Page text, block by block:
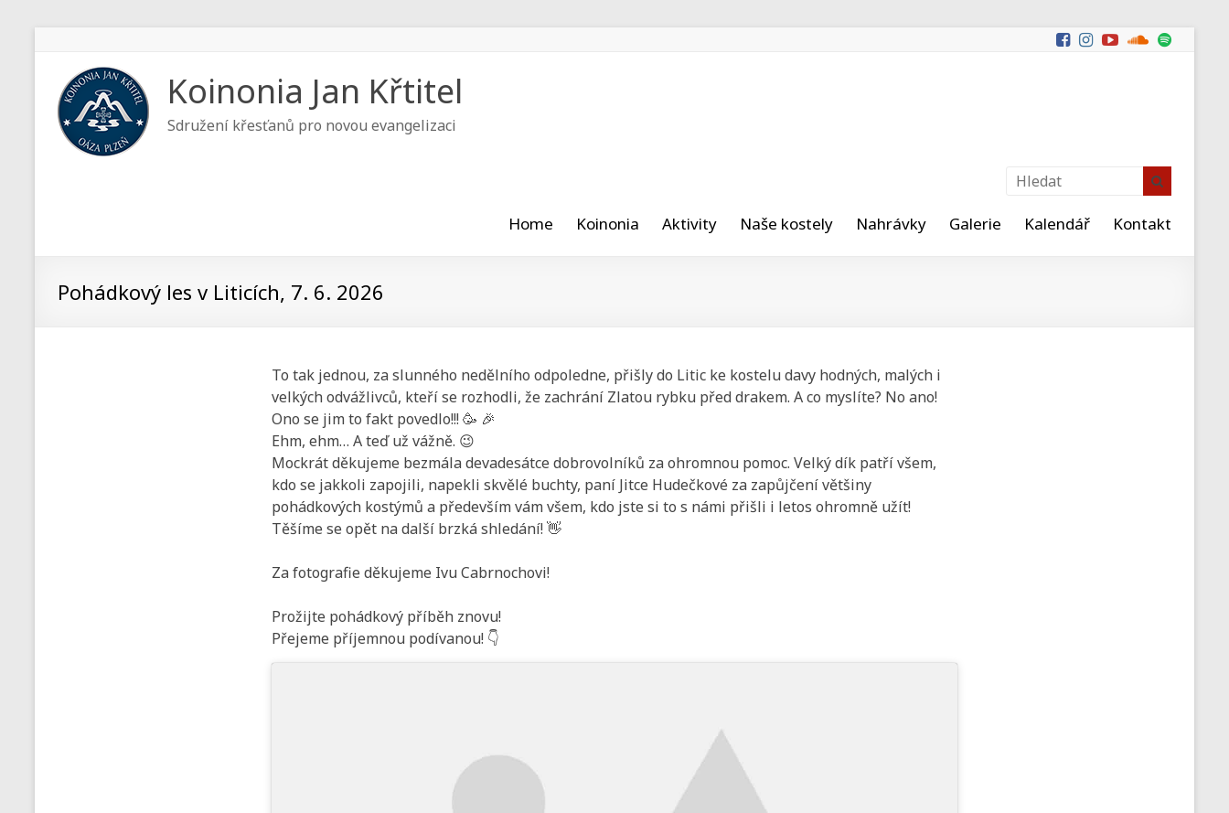
Koinonia Jan Křtitel
Sdružení křesťanů pro novou evangelizaci
Home Koinonia Aktivity Naše kostely Nahrávky Galerie Kalendář Kontakt
Pohádkový les v Liticích, 7. 6. 2026
To tak jednou, za slunného nedělního odpoledne, přišly do Litic ke kostelu davy hodných, malých i
velkých odvážlivců, kteří se rozhodli, že zachrání Zlatou rybku před drakem. A co myslíte? No ano!
Ono se jim to fakt povedlo!!! 🥳 🎉
Ehm, ehm… A teď už vážně. 😉
Mockrát děkujeme bezmála devadesátce dobrovolníků za ohromnou pomoc. Velký dík patří všem,
kdo se jakkoli zapojili, napekli skvělé buchty, paní Jitce Hudečkové za zapůjčení většiny
pohádkových kostýmů a především vám všem, kdo jste si to s námi přišli i letos ohromně užít!
Těšíme se opět na další brzká shledání! 👋
Za fotografie děkujeme Ivu Cabrnochovi!
Prožijte pohádkový příběh znovu!
Přejeme příjemnou podívanou! 👇